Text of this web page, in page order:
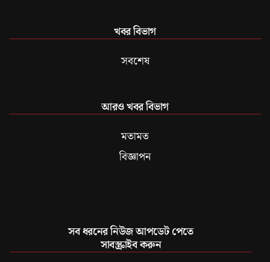
খবর বিভাগ
সবশেষ
আরও খবর বিভাগ
মতামত
বিজ্ঞাপন
সব ধরনের নিউজ আপডেট পেতে
সাবস্ক্রাইব করুন